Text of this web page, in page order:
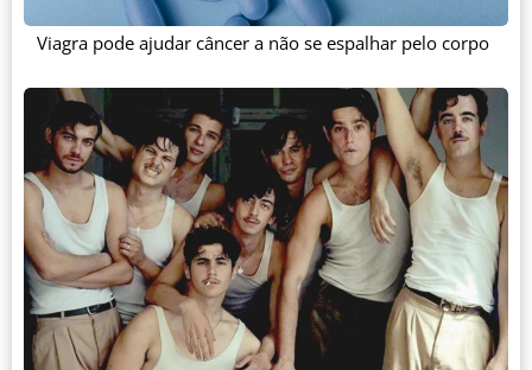
Viagra pode ajudar câncer a não se espalhar pelo corpo